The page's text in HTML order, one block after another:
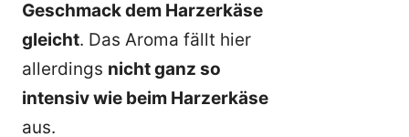
Geschmack dem Harzerkäse
gleicht. Das Aroma fällt hier
allerdings nicht ganz so
intensiv wie beim Harzerkäse
aus.